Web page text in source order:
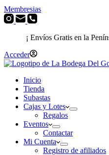
Membresias
¡ Envíos Gratis en la
Acceder
Inicio
Tienda
Subastas
Cajas y Lotes
Regalos
Eventos
Contactar
Mi Cuenta
Registro de afiliados